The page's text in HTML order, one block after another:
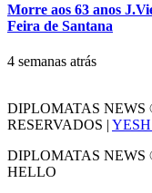
Morre aos 63 anos
Feira de Santana
4 semanas atrás
DIPLOMATAS NEWS
RESERVADOS |
DIPLOMATAS NEWS
HELLO